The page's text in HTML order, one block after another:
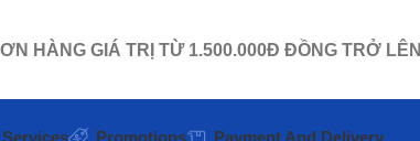
HÀNG GIÁ TRỊ TỪ 1.500.000Đ ĐỒNG TRỞ LÊN
Services Promotions Payment And Delivery